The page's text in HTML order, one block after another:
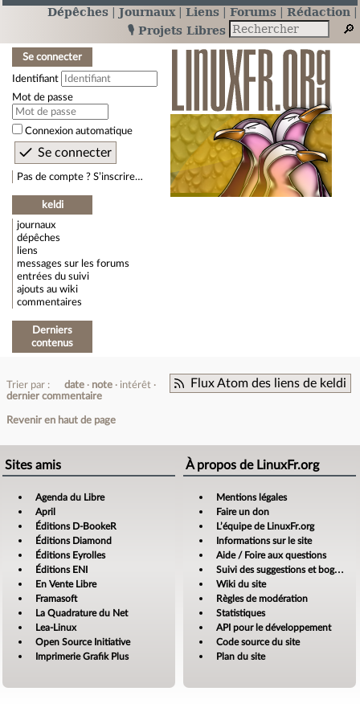
Dépêches Journaux Liens Forums
Rédaction
🎙️ Projets Libres
Se connecter
Identifiant
Mot de passe
Connexion automatique
Pas de compte ? S’inscrire…
keldi
journaux
dépêches
liens
messages sur les forums
entrées du suivi
ajouts au wiki
commentaires
Derniers
contenus
Flux Atom des liens de keldi
Trier par : date note
intérêt
dernier commentaire
Revenir en haut de page
Sites amis
Agenda du Libre
April
Éditions D-BookeR
Éditions Diamond
Éditions Eyrolles
Éditions ENI
En Vente Libre
Framasoft
La Quadrature du Net
Lea-Linux
Open Source Initiative
Imprimerie Grafik Plus
À propos de LinuxFr.org
Mentions légales
Faire un don
L’équipe de LinuxFr.org
Informations sur le site
Aide / Foire aux questions
Suivi des suggestions et bogues
Wiki du site
Règles de modération
Statistiques
API pour le développement
Code source du site
Plan du site